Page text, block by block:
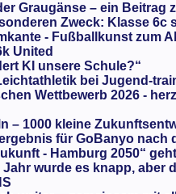
Graugänse – ein Beitrag
Zweck: Klasse 6c
- Fußballkunst zum
United
KI unsere Schule?“
bei Jugend-
Wettbewerb 2026 -
– 1000 kleine
für GoBanyo nach
- Hamburg 2050“
wurde es knapp, aber